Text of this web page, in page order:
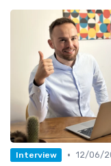
Interview • 12/06/